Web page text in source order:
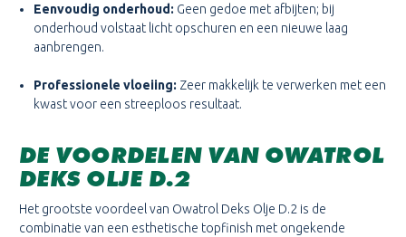
Eenvoudig onderhoud: Geen gedoe met afbijten; bij
onderhoud volstaat licht opschuren en een nieuwe laag
aanbrengen.
Professionele vloeiing: Zeer makkelijk te verwerken met een
kwast voor een streeploos resultaat.
DE VOORDELEN VAN OWATROL
DEKS OLJE D.2
Het grootste voordeel van Owatrol Deks Olje D.2 is de
combinatie van een esthetische topfinish met ongekende